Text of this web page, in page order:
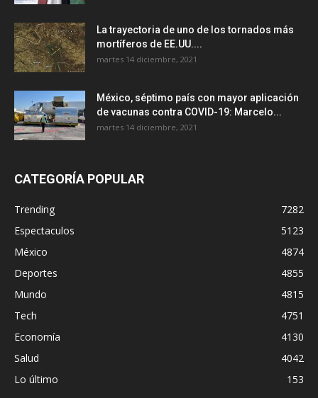
La trayectoria de uno de los tornados más
mortíferos de EE.UU....
martes 14 diciembre, 2021
México, séptimo país con mayor aplicación
de vacunas contra COVID-19: Marcelo...
martes 14 diciembre, 2021
CATEGORÍA POPULAR
Trending
7282
Espectaculos
5123
México
4874
Deportes
4855
Mundo
4815
Tech
4751
Economía
4130
Salud
4042
Lo último
153